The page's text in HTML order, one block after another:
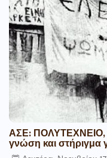
ΑΣΕ: ΠΟΛΥΤΕΧΝΕΙΟ,
γνώση και στήριγμα